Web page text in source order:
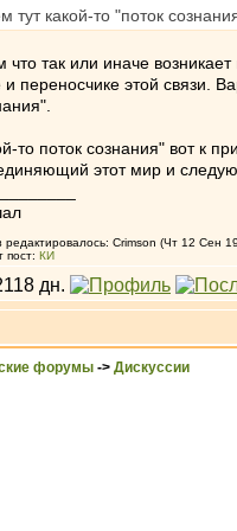
тут какой-то "поток
что так или иначе
переносчике этой связи.
то поток сознания" вот к
этот мир и
Crimson (Чт 12 Сен
пост: КИ
форумы -> Дискуссии